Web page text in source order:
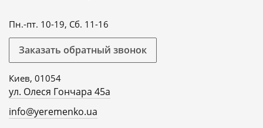
Пн.-пт. 10-19, Сб. 11-16
Заказать обратный звонок
Киев, 01054
ул. Олеся Гончара 45а
info@yeremenko.ua